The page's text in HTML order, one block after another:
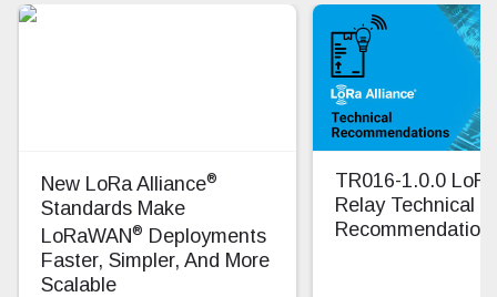
New LoRa Alliance®
Standards Make
LoRaWAN® Deployments
Faster, Simpler, And More
Scalable
TR016-1.0.0
Relay Technical